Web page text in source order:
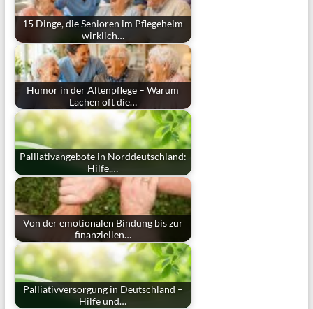
15 Dinge, die Senioren im Pflegeheim
wirklich…
Humor in der Altenpflege – Warum
Lachen oft die…
Palliativangebote in Norddeutschland:
Hilfe,…
Von der emotionalen Bindung bis zur
finanziellen…
Palliativversorgung in Deutschland –
Hilfe und…